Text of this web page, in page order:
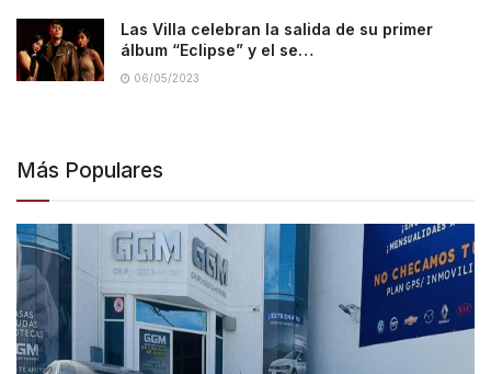
Las Villa celebran la salida de su primer
álbum “Eclipse” y el se…
06/05/2023
Más Populares